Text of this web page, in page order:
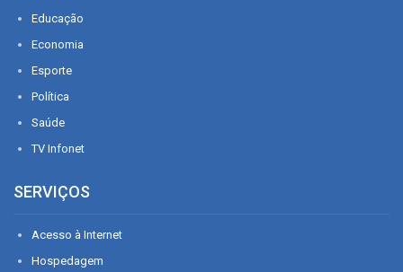
Educação
Economia
Esporte
Política
Saúde
TV Infonet
SERVIÇOS
Acesso à Internet
Hospedagem